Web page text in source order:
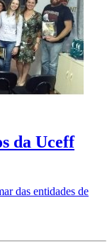
da Uceff
das entidades de